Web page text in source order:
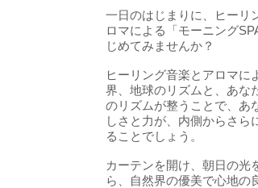
一日のはじまりに、ヒーリ
ロマによる「モーニング
じめてみませんか？
ヒーリング音楽とアロマに
界、地球のリズムと、あな
のリズムが整うことで、あ
しさと力が、内側からさら
ることでしょう。
カーテンを開け、朝日の光
ら、自然界の優美で心地の